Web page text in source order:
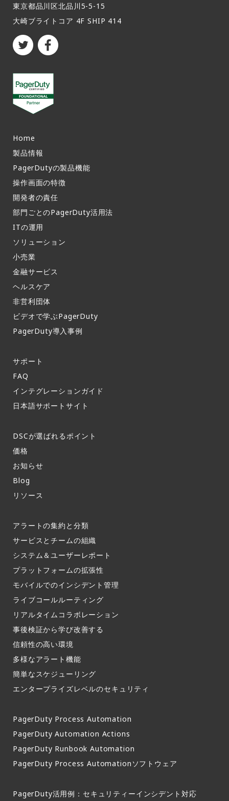
東京都品川区北品川5-5-15​
大崎ブライトコア 4F SHIP 414
Home
製品情報​
PagerDutyの製品機能​
操作画面の特徴​
開発者の責任
部門ごとのPagerDuty活用法​
ITの運用​
ソリューション
小売業
金融サービス
ヘルスケア
非営利団体
ビデオで学ぶPagerDuty
PagerDuty導入事例​
サポート​
FAQ​
インテグレーションガイド​
日本語サポートサイト​
DSCが選ばれるポイント
価格
お知らせ​
Blog
リソース
アラートの集約と分類​
サービスとチームの組織​
システム＆ユーザーレポート​
プラットフォームの拡張性
モバイルでのインシデント管理​
ライブコールルーティング​
リアルタイムコラボレーション​
事後検証から学び改善する
信頼性の高い環境​
多様なアラート機能​
簡単なスケジューリング​
エンタープライズレベルのセキュリティ
PagerDuty Process Automation
PagerDuty Automation Actions
PagerDuty Runbook Automation
PagerDuty Process Automationソフトウェア
PagerDuty活用例：セキュリティーインシデント対応